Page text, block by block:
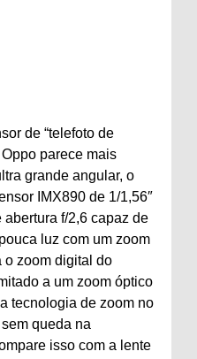
de “telefoto de
parece mais
grande angular, o
IMX890 de 1/1,56″
f/2,6 capaz de
luz com um zoom
o zoom digital do
a um zoom óptico
tecnologia de zoom no
queda na
isso com a lente